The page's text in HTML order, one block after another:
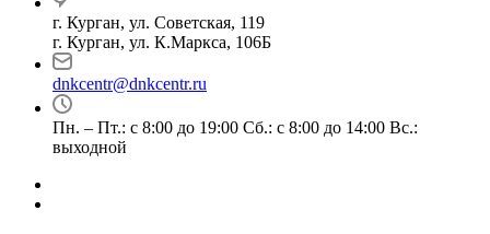
г. Курган, ул. Советская, 119
г. Курган, ул. К.Маркса, 106Б
dnkcentr@dnkcentr.ru
Пн. – Пт.: с 8:00 до 19:00 Сб.: с 8:00 до 14:00 Вс.:
выходной